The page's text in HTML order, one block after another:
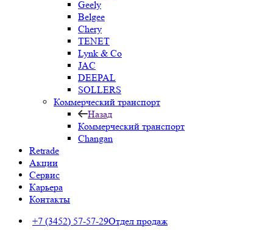
Geely
Belgee
Chery
TENET
Lynk & Co
JAC
DEEPAL
SOLLERS
Коммерческий транспорт
Назад
Коммерческий транспорт
Changan
Retrade
Акции
Сервис
Карьера
Контакты
+7 (3452) 57-57-29Отдел продаж